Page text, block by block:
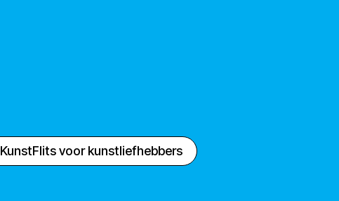
KunstFlits voor kunstliefhebbers